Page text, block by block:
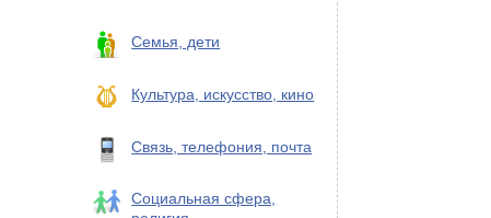
Семья, дети
Культура, искусство, кино
Связь, телефония, почта
Социальная сфера,